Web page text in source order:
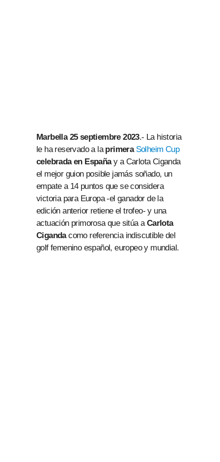
Marbella 25 septiembre 2023.- La historia
le ha reservado a laprimera Solheim Cup
celebrada en Españay a Carlota Ciganda
el mejor guion posible jamás soñado, un
empate a 14 puntos que se considera
victoria para Europa -el ganador de la
edición anterior retiene el trofeo- y una
actuación primorosa que sitúa aCarlota
Cigandacomo referencia indiscutible del
golf femenino español, europeo y mundial.